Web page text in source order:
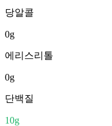
당알콜
0g
에리스리톨
0g
단백질
10g